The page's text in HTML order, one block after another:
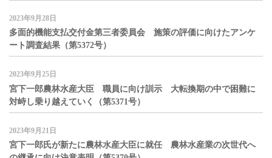
2023年9月28日
多面的機能支払交付金第三者委員会 施策の評価に向けたアンケ
ート調査結果（第5372号）
2023年9月25日
宮下一郎農林水産大臣 職員に向け訓示 大転換期の中で困難に
対峙し乗り越えていく（第5371号）
2023年9月21日
宮下一郎氏が新たに農林水産大臣に就任 農林水産業の次世代へ